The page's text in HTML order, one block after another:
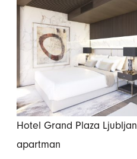
Hotel Grand Plaza
apartman